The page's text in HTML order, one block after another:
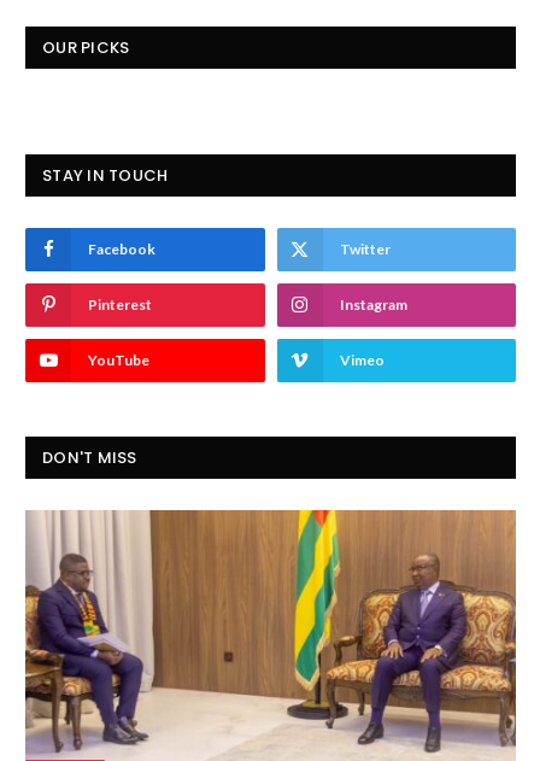
OUR PICKS
STAY IN TOUCH
Facebook Twitter
Pinterest Instagram
YouTube Vimeo
DON'T MISS